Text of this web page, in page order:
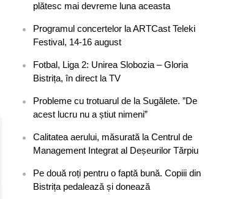
plătesc mai devreme luna aceasta
Programul concertelor la ARTCast Teleki
Festival, 14-16 august
Fotbal, Liga 2: Unirea Slobozia – Gloria
Bistrița, în direct la TV
Probleme cu trotuarul de la Sugălete. ”De
acest lucru nu a știut nimeni”
Calitatea aerului, măsurată la Centrul de
Management Integrat al Deșeurilor Tărpiu
Pe două roți pentru o faptă bună. Copiii din
Bistrița pedalează și donează